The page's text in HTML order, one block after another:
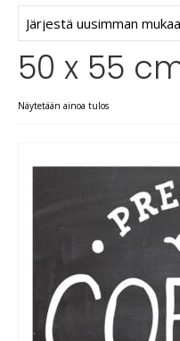
50 x 55
Näytetään ainoa tulos